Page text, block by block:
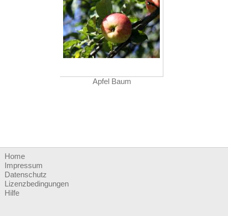
Apfel Baum
Home
Impressum
Datenschutz
Lizenzbedingungen
Hilfe